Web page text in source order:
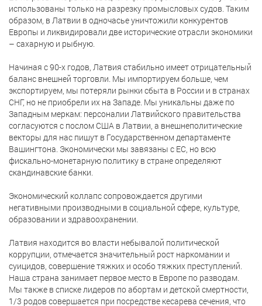
использованы только на разрезку промысловых судов. Таким
образом, в Латвии в одночасье уничтожили конкурентов
Европы и ликвидировали две исторические отрасли экономики
– сахарную и рыбную.
Начиная с 90-х годов, Латвия стабильно имеет отрицательный
баланс внешней торговли. Мы импортируем больше, чем
экспортируем, мы потеряли рынки сбыта в России и в странах
СНГ, но не приобрели их на Западе. Мы уникальны даже по
Западным меркам: персоналии Латвийского правительства
согласуются с послом США в Латвии, а внешнеполитические
векторы для нас пишут в Государственном департаменте
Вашингтона. Экономически мы завязаны с ЕС, но всю
фискально-монетарную политику в стране определяют
скандинавские банки.
Экономический коллапс сопровождается другими
негативными производными в социальной сфере, культуре,
образовании и здравоохранении.
Латвия находится во власти небывалой политической
коррупции, отмечается значительный рост наркомании и
суицидов, совершение тяжких и особо тяжких преступлений.
Наша страна занимает первое место в Европе по разводам.
Мы также в списке лидеров по абортам и детской смертности,
1/3 родов совершается при посредстве кесарева сечения, что